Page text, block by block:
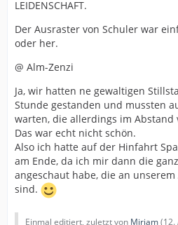
LEIDENSCHAFT.
Der Ausraster von Schuler war
oder her.
@ Alm-Zenzi
Ja, wir hatten ne gewaltigen
Stunde gestanden und mussten
warten, die allerdings im Abstand
Das war echt nicht schön.
Also ich hatte auf der Hinfahrt
am Ende, da ich mir dann die
angeschaut habe, die an
sind.
Einmal editiert, zuletzt von Miriam(12.